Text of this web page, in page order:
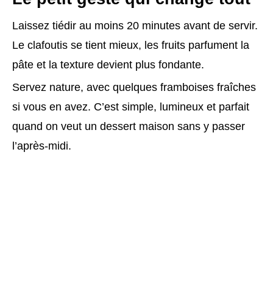
Laissez tiédir au moins 20 minutes avant de servir.
Le clafoutis se tient mieux, les fruits parfument la
pâte et la texture devient plus fondante.
Servez nature, avec quelques framboises fraîches
si vous en avez. C’est simple, lumineux et parfait
quand on veut un dessert maison sans y passer
l’après-midi.